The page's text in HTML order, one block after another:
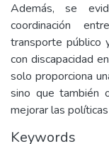
Además, se
coordinación
transporte público
con discapacidad
solo proporciona
sino que también
mejorar las
Keywords